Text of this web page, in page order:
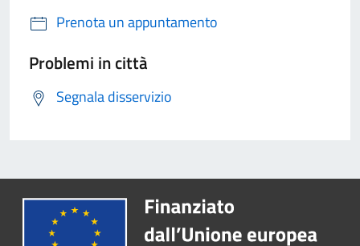
Prenota un appuntamento
Problemi in città
Segnala disservizio